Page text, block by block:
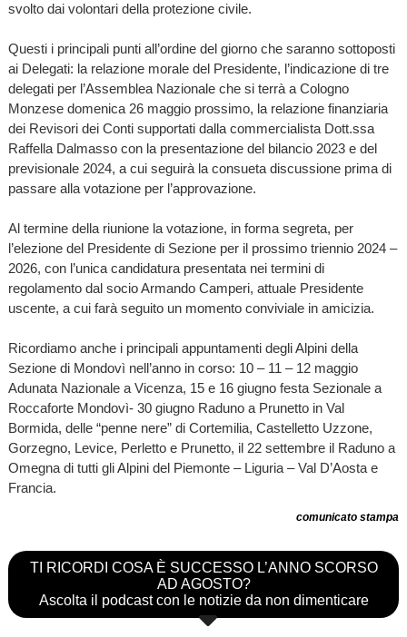
svolto dai volontari della protezione civile.
Questi i principali punti all’ordine del giorno che saranno sottoposti
ai Delegati: la relazione morale del Presidente, l’indicazione di tre
delegati per l’Assemblea Nazionale che si terrà a Cologno
Monzese domenica 26 maggio prossimo, la relazione finanziaria
dei Revisori dei Conti supportati dalla commercialista Dott.ssa
Raffella Dalmasso con la presentazione del bilancio 2023 e del
previsionale 2024, a cui seguirà la consueta discussione prima di
passare alla votazione per l’approvazione.
Al termine della riunione la votazione, in forma segreta, per
l’elezione del Presidente di Sezione per il prossimo triennio 2024 –
2026, con l’unica candidatura presentata nei termini di
regolamento dal socio Armando Camperi, attuale Presidente
uscente, a cui farà seguito un momento conviviale in amicizia.
Ricordiamo anche i principali appuntamenti degli Alpini della
Sezione di Mondovì nell’anno in corso: 10 – 11 – 12 maggio
Adunata Nazionale a Vicenza, 15 e 16 giugno festa Sezionale a
Roccaforte Mondovì- 30 giugno Raduno a Prunetto in Val
Bormida, delle “penne nere” di Cortemilia, Castelletto Uzzone,
Gorzegno, Levice, Perletto e Prunetto, il 22 settembre il Raduno a
Omegna di tutti gli Alpini del Piemonte – Liguria – Val D’Aosta e
Francia.
comunicato stampa
TI RICORDI COSA È SUCCESSO L’ANNO SCORSO
AD AGOSTO?
Ascolta il podcast con le notizie da non dimenticare